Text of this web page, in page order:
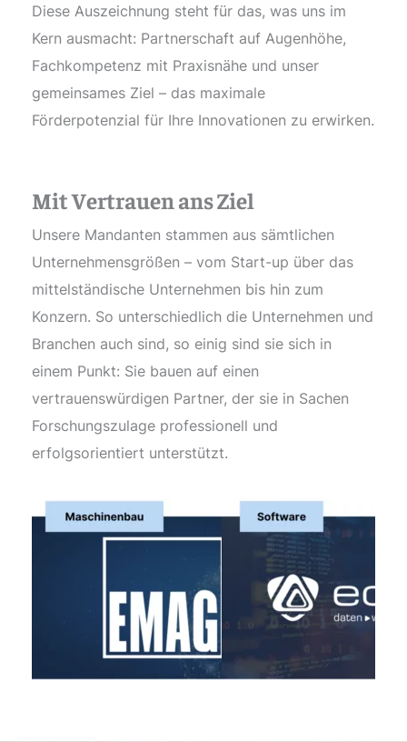
Diese Auszeichnung steht für das, was uns im
Kern ausmacht: Partnerschaft auf Augenhöhe,
Fachkompetenz mit Praxisnähe und unser
gemeinsames Ziel – das maximale
Förderpotenzial für Ihre Innovationen zu erwirken.
Mit Vertrauen ans Ziel
Unsere Mandanten stammen aus sämtlichen
Unternehmensgrößen – vom Start-up über das
mittelständische Unternehmen bis hin zum
Konzern. So unterschiedlich die Unternehmen und
Branchen auch sind, so einig sind sie sich in
einem Punkt: Sie bauen auf einen
vertrauenswürdigen Partner, der sie in Sachen
Forschungszulage professionell und
erfolgsorientiert unterstützt.